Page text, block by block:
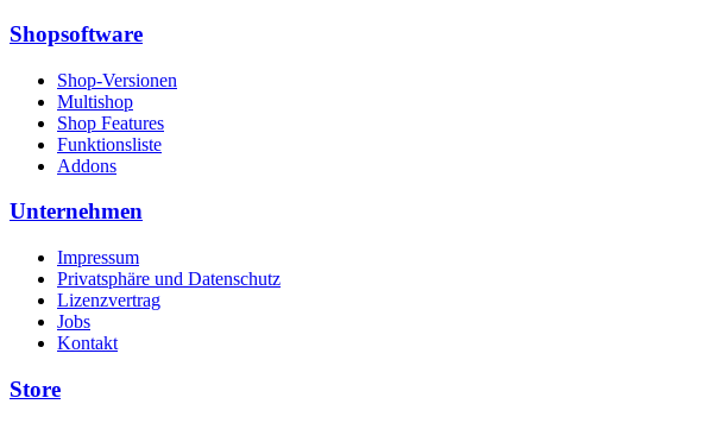
Shopsoftware
Shop-Versionen
Multishop
Shop Features
Funktionsliste
Addons
Unternehmen
Impressum
Privatsphäre und Datenschutz
Lizenzvertrag
Jobs
Kontakt
Store